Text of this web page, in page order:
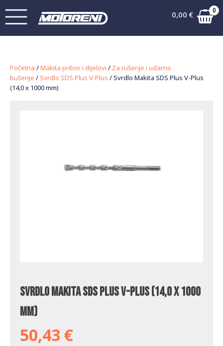
0,00 € 0
Početna /Makita pribor i dijelovi / Za rušenje i udarno
bušenje / Svrdlo SDS Plus V-Plus / Svrdlo Makita SDS Plus V-Plus
(14,0 x 1000 mm)
Svrdlo Makita SDS Plus V-Plus (14,0 x 1000
mm)
50,43 €